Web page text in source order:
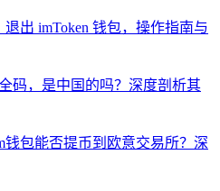
出 imToken 钱包，操作指南与
码，是中国的吗？深度剖析其
钱包能否提币到欧意交易所？深